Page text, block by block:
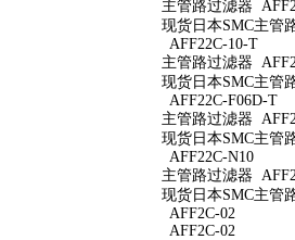
主管路过滤器
现货日本SMC主管
AFF22C-10-T
主管路过滤器
现货日本SMC主管
AFF22C-F06D-T
主管路过滤器
现货日本SMC主管
AFF22C-N10
主管路过滤器
现货日本SMC主管
AFF2C-02
AFF2C-02